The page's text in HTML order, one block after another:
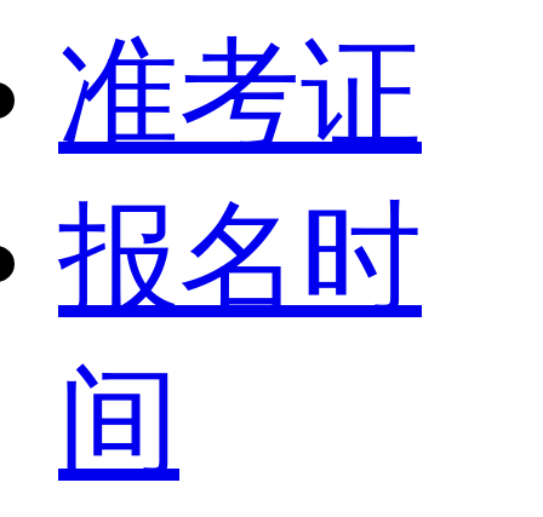
准考证
报名时
间